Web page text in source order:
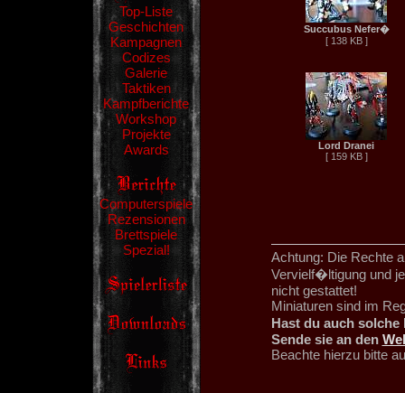
Top-Liste
Geschichten
Kampagnen
Codizes
Galerie
Taktiken
Kampfberichte
Workshop
Projekte
Awards
Computerspiele
Rezensionen
Brettspiele
Spezial!
Succubus Nefer�
[ 138 KB ]
Lord Dranei
[ 159 KB ]
Achtung: Die Rechte
Vervielf�ltigung und
nicht gestattet!
Miniaturen sind im
Hast du auch
Sende sie an den
Beachte hierzu bitte